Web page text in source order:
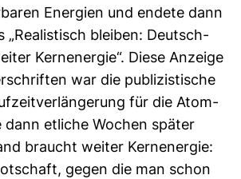
Ener­gien und endete dann
„Rea­lis­tisch bleiben: Deutsch­
Kern­energie“. Diese Anzeige
war die publi­zis­ti­sche
für die Atom­
etliche Wochen später
braucht weiter Kern­energie:
gegen die man schon